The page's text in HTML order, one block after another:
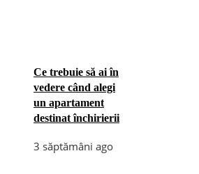
Ce trebuie să ai în
vedere când alegi
un apartament
destinat închirierii
3 săptămâni ago